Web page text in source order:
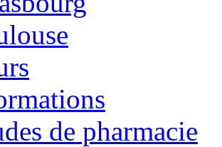
de pharmacie